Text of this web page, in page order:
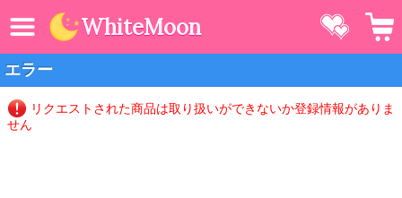
MENU
WhiteMoon
お気に
エラー
リクエストされた商品は取り扱いができないか登録情報がありま
せん